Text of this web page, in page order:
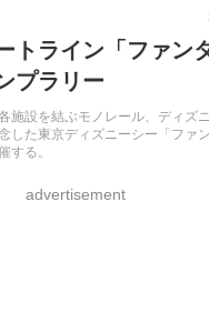
国公立高校 過去問 人気記事
自由研究教材（中学生向け）
トライン「ファン
プラリー
施設を結ぶモノレール、ディズ
した東京ディズニーシー「ファ
する。
advertisement